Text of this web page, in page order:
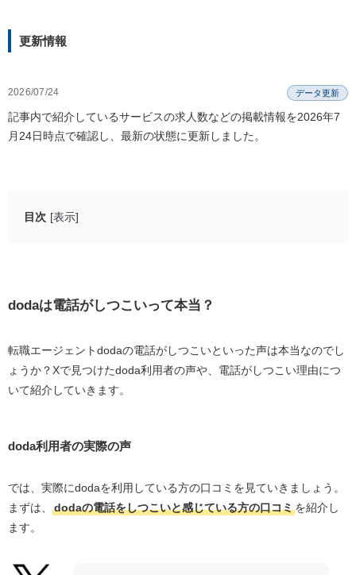
更新情報
2026/07/24 データ更新
記事内で紹介しているサービスの求人数などの掲載情報を2026年7
月24日時点で確認し、最新の状態に更新しました。
目次 [表示]
dodaの電話がしつこい理由
転職活動の開始時期・スキルの確認
必要な連絡事項がある
dodaが電話をかけてくるタイミング
会員登録した後
求人に応募したとき
dodaは電話がしつこいって本当？
転職エージェントdodaの電話がしつこいといった声は本当なのでし
ょうか？Xで見つけたdoda利用者の声や、電話がしつこい理由につ
いて紹介していきます。
doda利用者の実際の声
では、実際にdodaを利用している方の口コミを見ていきましょう。
まずは、
dodaの電話をしつこいと感じている方の口コミを紹介し
ます。